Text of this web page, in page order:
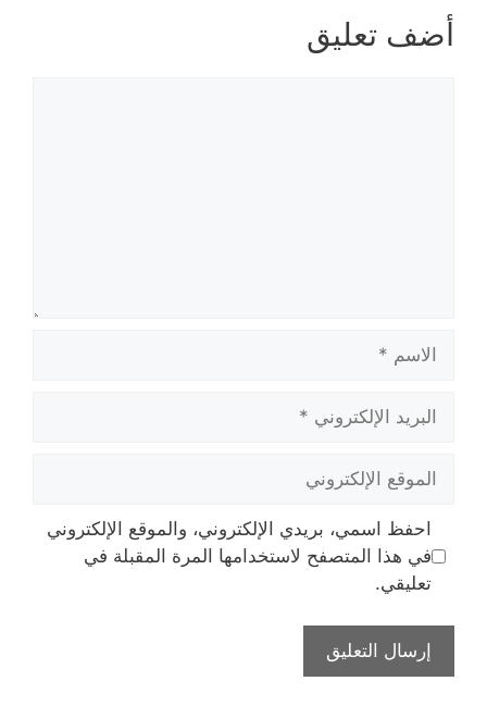
أضف تعليق
الاسم
البريد
الإلكتروني
الموقع
الإلكتروني
احفظ اسمي، بريدي الإلكتروني، والموقع الإلكتروني
في هذا المتصفح لاستخدامها المرة المقبلة في
تعليقي.